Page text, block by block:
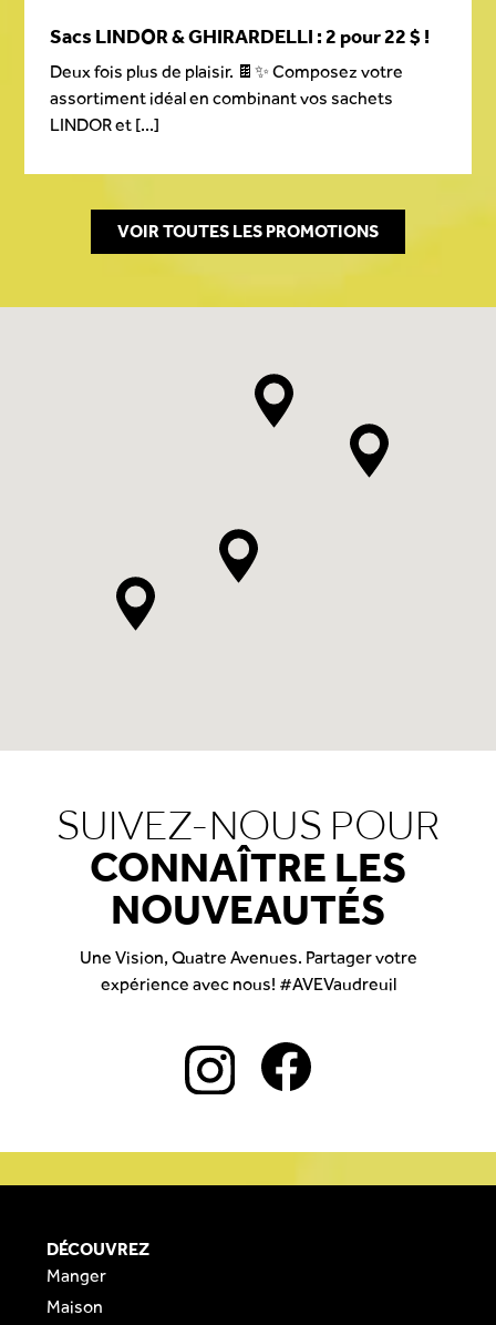
Sacs LINDOR & GHIRARDELLI : 2 pour 22 $ !
Deux fois plus de plaisir. 🍫✨ Composez votre
assortiment idéal en combinant vos sachets
LINDOR et [...]
VOIR TOUTES LES PROMOTIONS
SUIVEZ-NOUS POUR
CONNAÎTRE LES
NOUVEAUTÉS
Une Vision, Quatre Avenues. Partager votre
expérience avec nous! #AVEVaudreuil
DÉCOUVREZ
Manger
Maison